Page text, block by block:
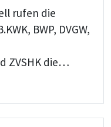
rufen die
BWP, DVGW,
ZVSHK die…